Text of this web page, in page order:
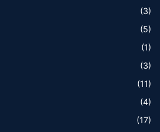
(3)
(5)
(1)
(3)
(11)
(4)
(17)